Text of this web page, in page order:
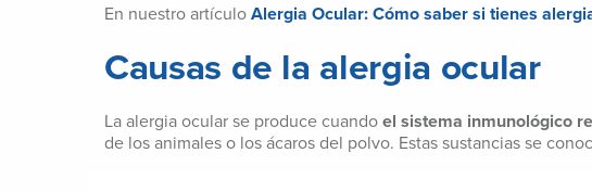
En nuestro artículo Alergia Ocular: Cómo saber si tienes
Causas de la alergia ocular
La alergia ocular se produce cuando el sistema inmunológico
de los animales o los ácaros del polvo. Estas sustancias se